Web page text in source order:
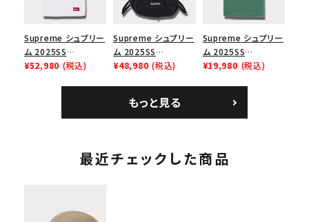
Supreme シュプリー
ム 2025SS
Bandana Football
¥52,980 (税込)
Supreme シュプリー
ム 2025SS
Backpack バックパッ
¥48,980 (税込)
Supreme シュプリー
ム 2025SS
Homerun Tee ホー
¥19,980 (税込)
もっと見る
最近チェックした商品